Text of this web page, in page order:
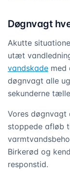
Døgnvagt
Akutte
utæt
vandskade med
døgnvagt alle
sekunderne
Vores
stoppede afløb
Birkerød og
responstid.